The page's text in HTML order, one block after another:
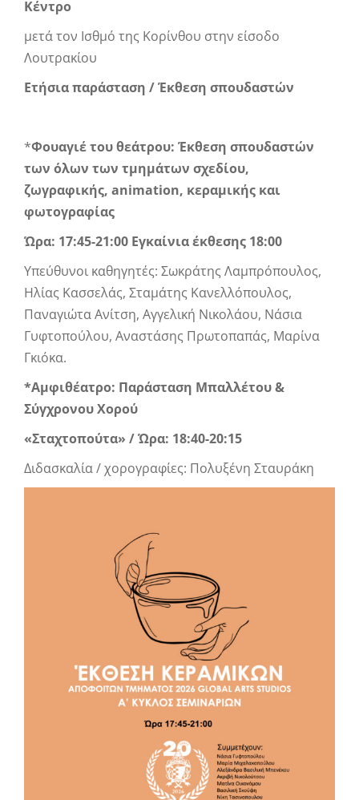
Κέντρο
μετά τον Ισθμό της Κορίνθου στην είσοδο
Λουτρακίου
Ετήσια παράσταση / Έκθεση σπουδαστών
*Φουαγιέ του θεάτρου: Έκθεση σπουδαστών
των όλων των τμημάτων σχεδίου,
ζωγραφικής, animation, κεραμικής και
φωτογραφίας
Ώρα: 17:45-21:00 Εγκαίνια έκθεσης 18:00
Υπεύθυνοι καθηγητές: Σωκράτης Λαμπρόπουλος,
Ηλίας Κασσελάς, Σταμάτης Κανελλόπουλος,
Παναγιώτα Ανίτση, Αγγελική Νικολάου, Νάσια
Γυφτοπούλου, Αναστάσης Πρωτοπαπάς, Μαρίνα
Γκιόκα.
*Αμφιθέατρο: Παράσταση Μπαλλέτου &
Σύγχρονου Χορού
«Σταχτοπούτα» / Ώρα: 18:40-20:15
Διδασκαλία / χορογραφίες: Πολυξένη Σταυράκη